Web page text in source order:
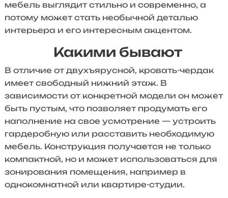
мебель выглядит стильно и современно, а
потому может стать необычной деталью
интерьера и его интересным акцентом.
Какими бывают
В отличие от двухъярусной, кровать-чердак
имеет свободный нижний этаж. В
зависимости от конкретной модели он может
быть пустым, что позволяет продумать его
наполнение на свое усмотрение — устроить
гардеробную или расставить необходимую
мебель. Конструкция получается не только
компактной, но и может использоваться для
зонирования помещения, например в
однокомнатной или квартире-студии.